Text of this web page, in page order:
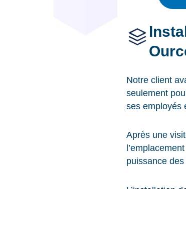
Notre client
seulement
ses employés
Après une
puissance
L’installation